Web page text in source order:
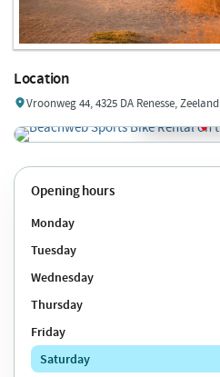
Location
Vroonweg 44, 4325 DA Renesse, Zeeland
Opening hours
Monday
Tuesday
Wednesday
Thursday
Friday
Saturday